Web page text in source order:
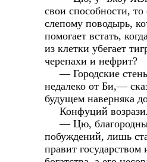
свои способности,
слепому поводырь,
помогает встать,
из клетки убегает
черепахи и нефрит?
— Городские стены
недалеко от Би,—
будущем наверняка
Конфуций
— Цю, благородный
побуждений, лишь
правит государством